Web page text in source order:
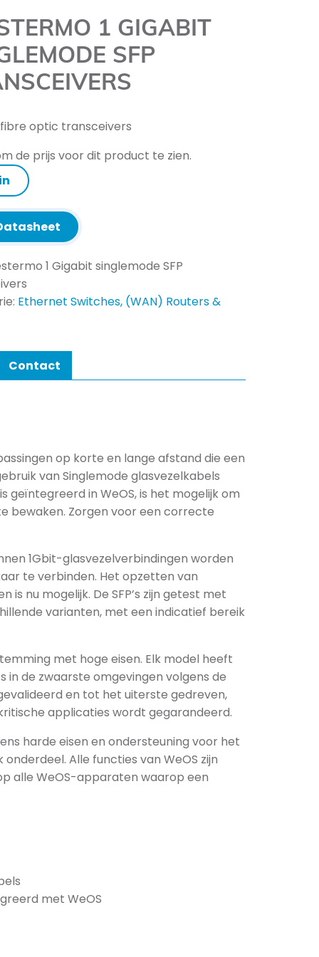
1 GIGABIT
SFP
optic transceivers
de prijs voor dit product te zien.
1 Gigabit singlemode SFP
Ethernet Switches, (WAN) Routers &
Contact
op korte en lange afstand die een
van Singlemode glasvezelkabels
geïntegreerd in WeOS, is het mogelijk om
bewaken. Zorgen voor een correcte
1Gbit-glasvezelverbindingen worden
te verbinden. Het opzetten van
nu mogelijk. De SFP’s zijn getest met
varianten, met een indicatief bereik
met hoge eisen. Elk model heeft
de zwaarste omgevingen volgens de
en tot het uiterste gedreven,
applicaties wordt gegarandeerd.
harde eisen en ondersteuning voor het
Alle functies van WeOS zijn
alle WeOS-apparaten waarop een
met WeOS